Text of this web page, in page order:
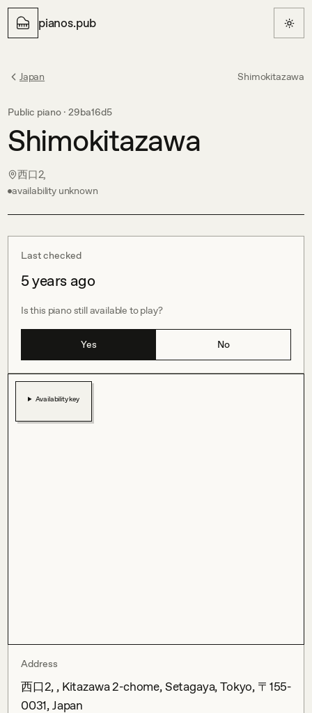
pianos.pub
Japan Shimokitazawa
Public piano · 29ba16d5
Shimokitazawa
西口2,
availability unknown
Last checked
5 years ago
Is this piano still available to play?
Yes No
Availability key
Address
西口2, , Kitazawa 2-chome, Setagaya, Tokyo, 〒155-
0031, Japan